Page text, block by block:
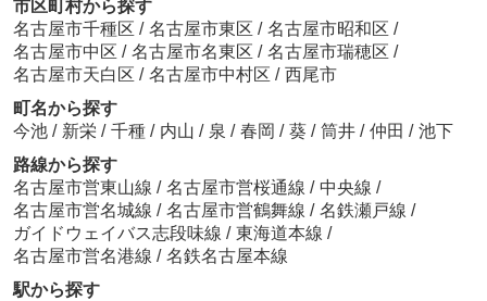
市区町村から探す
名古屋市千種区 / 名古屋市東区 / 名古屋市昭和区 /
名古屋市中区 / 名古屋市名東区 / 名古屋市瑞穂区 /
名古屋市天白区 / 名古屋市中村区 / 西尾市
町名から探す
今池 / 新栄 / 千種 / 内山 / 泉 / 春岡 / 葵 / 筒井 / 仲田 / 池下
路線から探す
名古屋市営東山線 / 名古屋市営桜通線 / 中央線 /
名古屋市営名城線 / 名古屋市営鶴舞線 / 名鉄瀬戸線 /
ガイドウェイバス志段味線 / 東海道本線 /
名古屋市営名港線 / 名鉄名古屋本線
駅から探す